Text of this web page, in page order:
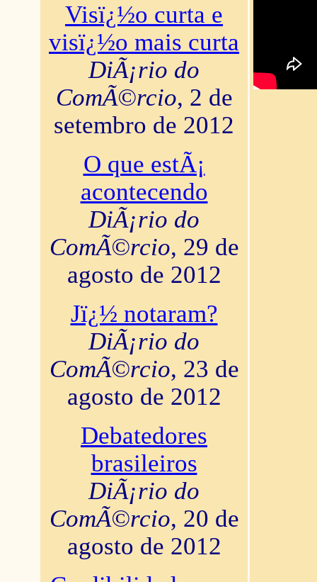
Visï¿½o curta e
visï¿½o mais curta
DiÃ¡rio do
ComÃ©rcio, 2 de
setembro de 2012
O que estÃ¡
acontecendo
DiÃ¡rio do
ComÃ©rcio, 29 de
agosto de 2012
Jï¿½ notaram?
DiÃ¡rio do
ComÃ©rcio, 23 de
agosto de 2012
Debatedores
brasileiros
DiÃ¡rio do
ComÃ©rcio, 20 de
agosto de 2012